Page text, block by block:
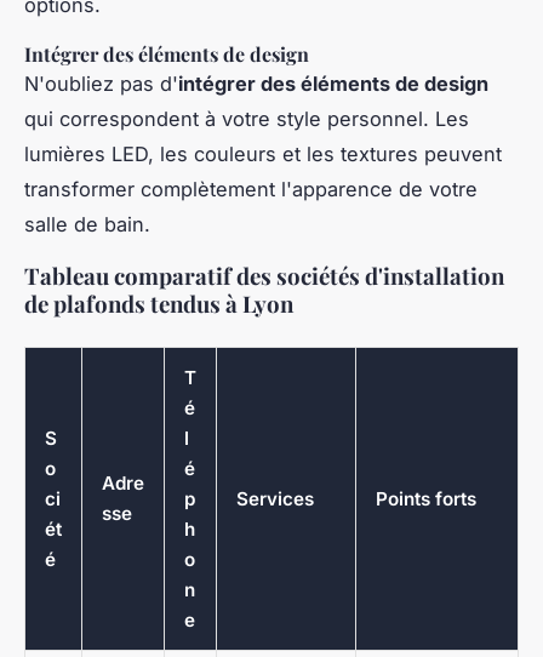
options.
Intégrer des éléments de design
N'oubliez pas d'intégrer des éléments de design
qui correspondent à votre style personnel. Les
lumières LED, les couleurs et les textures peuvent
transformer complètement l'apparence de votre
salle de bain.
Tableau comparatif des sociétés d'installation
de plafonds tendus à Lyon
S
o
ci
ét
é
Adre
sse
T
é
l
é
p
h
o
n
e
Services Points forts